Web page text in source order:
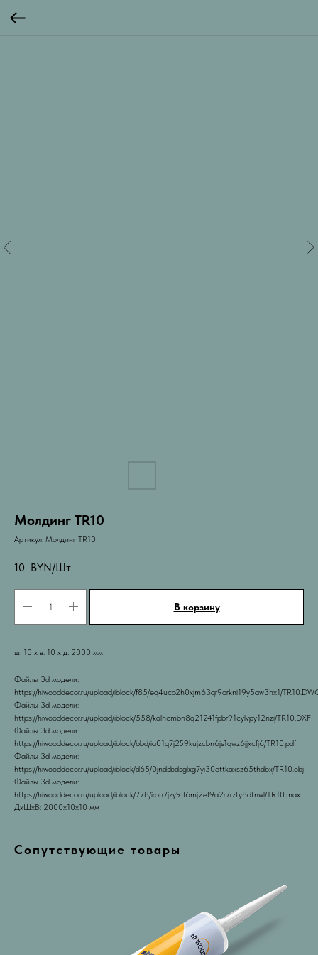
Молдинг TR10
Артикул: Молдинг TR10
10 BYN/Шт
В корзину
ш. 10 х в. 10 х д. 2000 мм
Файлы 3d модели:
https://hiwooddecor.ru/upload/iblock/f85/eq4uco2h0xjm63qr9orkni19y5aw3hx1/
Файлы 3d модели:
https://hiwooddecor.ru/upload/iblock/558/kalhcmbn8q21241fpbr91cylvpy12nzi/TR10.DXF
Файлы 3d модели:
https://hiwooddecor.ru/upload/iblock/bbd/ia01q7j259kujzcbn6js1qwz6jjxcfj6/TR10.pdf
Файлы 3d модели:
https://hiwooddecor.ru/upload/iblock/d65/0jndsbdsglxg7yi30ettkaxsz65thdbx/TR10.obj
Файлы 3d модели:
https://hiwooddecor.ru/upload/iblock/778/iron7jzy9ff6mj2ef9a2r7rzty8dtnwl/TR10.max
ДxШxВ: 2000x10x10 мм
Сопутствующие товары